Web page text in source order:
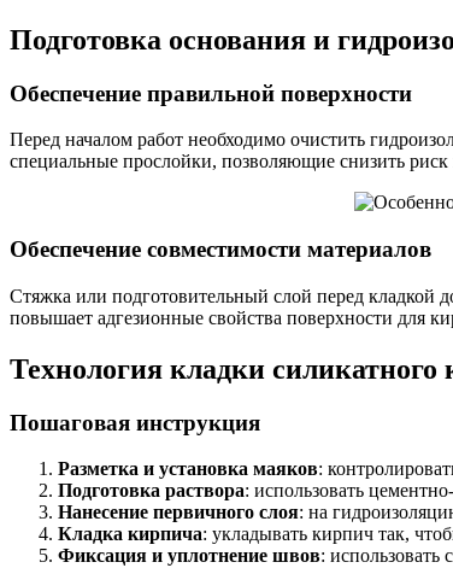
Подготовка основания и
Обеспечение правильной поверхности
Перед началом работ необходимо очистить
специальные прослойки, позволяющие снизить
Обеспечение совместимости материалов
Стяжка или подготовительный слой перед кладкой
повышает адгезионные свойства поверхности для
Технология кладки
Пошаговая инструкция
Разметка и установка маяков:
Подготовка раствора: использовать
Нанесение первичного слоя: на
Кладка кирпича: укладывать кирпич так,
Фиксация и уплотнение швов: